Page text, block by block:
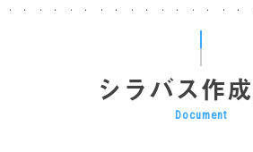
シラバス作
Document